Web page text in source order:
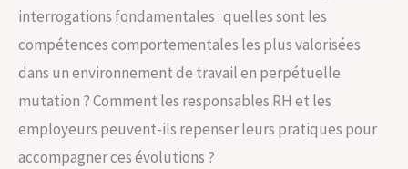
interrogations fondamentales : quelles sont les
compétences comportementales les plus valorisées
dans un environnement de travail en perpétuelle
mutation ? Comment les responsables RH et les
employeurs peuvent-ils repenser leurs pratiques pour
accompagner ces évolutions ?